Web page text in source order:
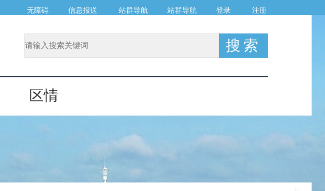
无障碍 信息报送 站群导航 站群导航 登录 注册
区情